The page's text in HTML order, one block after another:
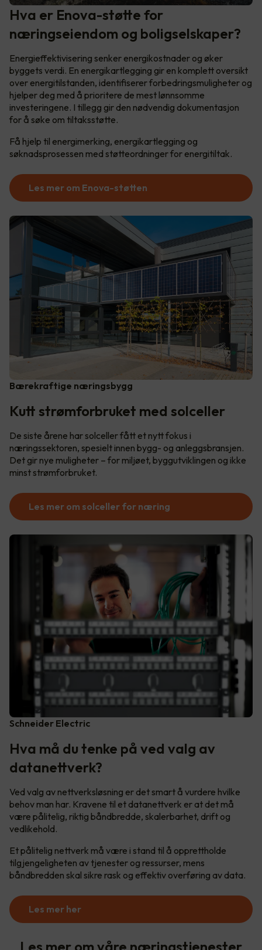
Hva er Enova-støtte for
næringseiendom og boligselskaper?
Energieffektivisering senker energikostnader og øker
byggets verdi. En energikartlegging gir en komplett oversikt
over energitilstanden, identifiserer forbedringsmuligheter og
hjelper deg med å prioritere de mest lønnsomme
investeringene. I tillegg gir den nødvendig dokumentasjon
for å søke om tiltaksstøtte.
Få hjelp til energimerking, energikartlegging og
søknadsprosessen med støtteordninger for energitiltak.
Les mer om Enova-støtten
Bærekraftige næringsbygg
Kutt strømforbruket med solceller
De siste årene har solceller fått et nytt fokus i
næringssektoren, spesielt innen bygg- og anleggsbransjen.
Det gir nye muligheter – for miljøet, byggutviklingen og ikke
minst strømforbruket.
Les mer om solceller for næring
Schneider Electric
Hva må du tenke på ved valg av
datanettverk?
Ved valg av nettverksløsning er det smart å vurdere hvilke
behov man har. Kravene til et datanettverk er at det må
være pålitelig, riktig båndbredde, skalerbarhet, drift og
vedlikehold.
Et pålitelig nettverk må være i stand til å opprettholde
tilgjengeligheten av tjenester og ressurser, mens
båndbredden skal sikre rask og effektiv overføring av data.
Les mer her